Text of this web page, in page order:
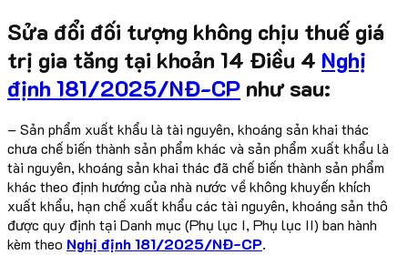
Sửa đổi đối tượng không chịu thuế giá
trị gia tăng tại khoản 14 Điều 4 Nghị
định 181/2025/NĐ-CP như sau:
– Sản phẩm xuất khẩu là tài nguyên, khoáng sản khai thác
chưa chế biến thành sản phẩm khác và sản phẩm xuất khẩu là
tài nguyên, khoáng sản khai thác đã chế biến thành sản phẩm
khác theo định hướng của nhà nước về không khuyến khích
xuất khẩu, hạn chế xuất khẩu các tài nguyên, khoáng sản thô
được quy định tại Danh mục (Phụ lục I, Phụ lục II) ban hành
kèm theo Nghị định 181/2025/NĐ-CP.